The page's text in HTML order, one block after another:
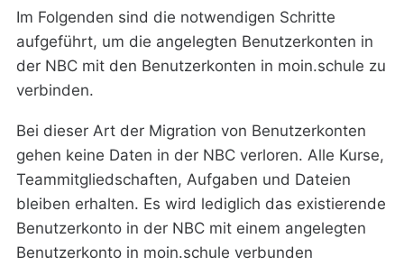
Im Folgenden sind die notwendigen Schritte
aufgeführt, um die angelegten Benutzerkonten in
der NBC mit den Benutzerkonten in moin.schule zu
verbinden.
Bei dieser Art der Migration von Benutzerkonten
gehen keine Daten in der NBC verloren. Alle Kurse,
Teammitgliedschaften, Aufgaben und Dateien
bleiben erhalten. Es wird lediglich das existierende
Benutzerkonto in der NBC mit einem angelegten
Benutzerkonto in moin.schule verbunden